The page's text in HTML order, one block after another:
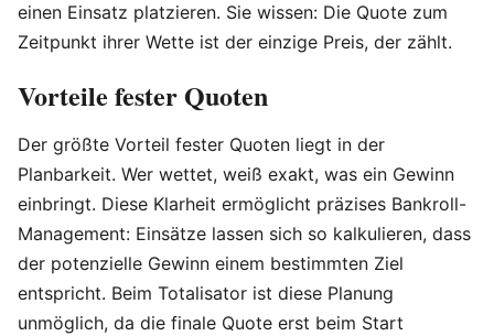
einen Einsatz platzieren. Sie wissen: Die Quote zum
Zeitpunkt ihrer Wette ist der einzige Preis, der zählt.
Vorteile fester Quoten
Der größte Vorteil fester Quoten liegt in der
Planbarkeit. Wer wettet, weiß exakt, was ein Gewinn
einbringt. Diese Klarheit ermöglicht präzises Bankroll-
Management: Einsätze lassen sich so kalkulieren, dass
der potenzielle Gewinn einem bestimmten Ziel
entspricht. Beim Totalisator ist diese Planung
unmöglich, da die finale Quote erst beim Start